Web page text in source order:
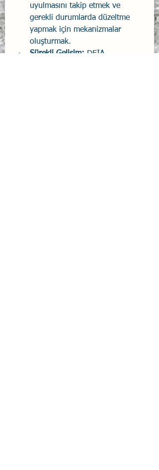
uyulmasını takip etmek ve
gerekli durumlarda düzeltme
yapmak için mekanizmalar
oluşturmak.
Sürekli Gelişim: DEIA